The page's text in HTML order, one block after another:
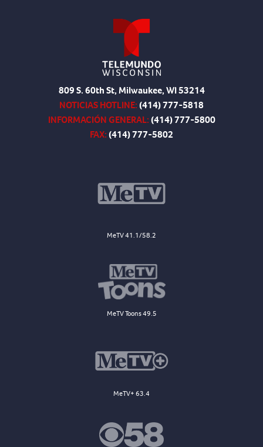
809 S. 60th St, Milwaukee, WI 53214
NOTICIAS HOTLINE:(414) 777-5818
INFORMACIÓN GENERAL:(414) 777-5800
FAX:(414) 777-5802
MeTV 41.1/58.2
MeTV Toons 49.5
MeTV+ 63.4